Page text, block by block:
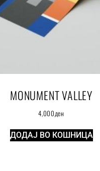
MONUMENT VALLEY
4,000ден
ДОДАЈ ВО КОШНИЦА